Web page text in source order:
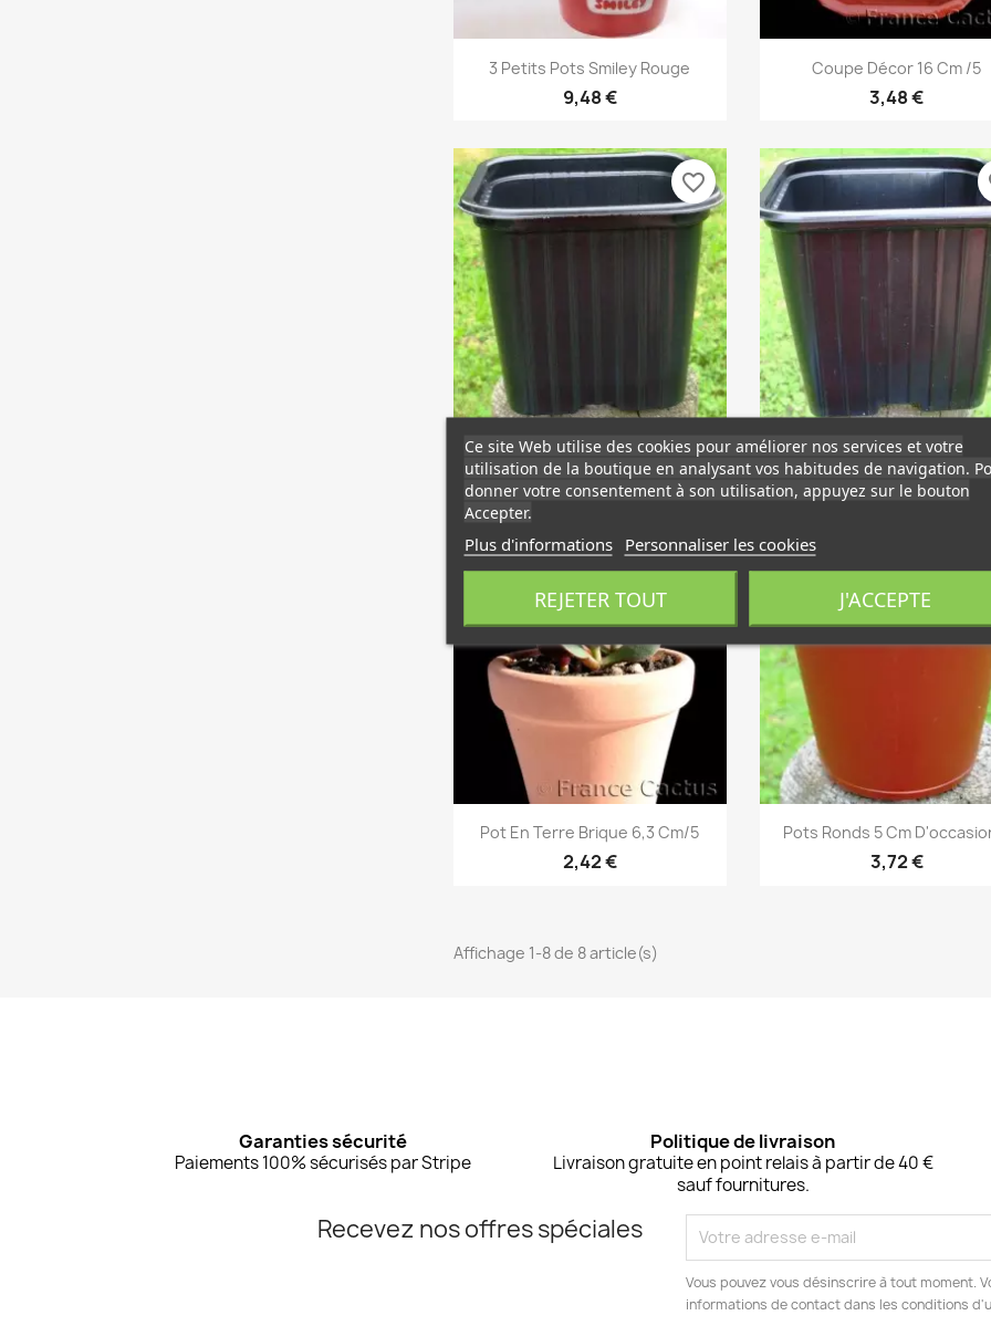
Aperçu rapide
3 Petits Pots Smiley Rouge
9,48 €
Aperçu rapide
Coupe Décor 16 Cm /5
3,48 €
Aperçu rapide
Godets 7x7 Par 100
6,00 €
favorite_border
Aperçu rapide
Godets 9x9 Par 20
2,88 €
Aperçu rapide
Pot En Terre Brique 6,3 Cm/5
2,42 €
favorite_border
Aperçu rapide
Pots Ronds 5 Cm
3,72 €
Affichage 1-8 de 8 article(s)
Garanties sécurité
Paiements 100% sécurisés par Stripe
Politique de livraison
Livraison gratuite en point relais à partir de 40 €
sauf fournitures.
Recevez nos offres spéciales
Vous pouvez vous désinscrire à tout moment.
informations de contact dans les conditions
Ce site Web utilise des cookies pour améliorer nos services et votre
utilisation de la boutique en analysant vos habitudes de navigation.
donner votre consentement à son utilisation, appuyez sur le bouton
Accepter.
Plus d'informations Personnaliser les cookies
REJETER TOUT J'ACCEPTE